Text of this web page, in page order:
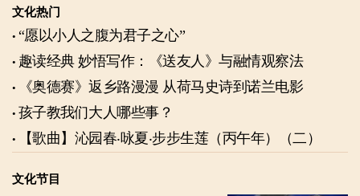
文化热门
“愿以小人之腹为君子之心”
趣读经典 妙悟写作：《送友人》与融情观察法
《奥德赛》返乡路漫漫 从荷马史诗到诺兰电影
孩子教我们大人哪些事？
【歌曲】沁园春‧咏夏‧步步生莲（丙午年）（二）
文化节目